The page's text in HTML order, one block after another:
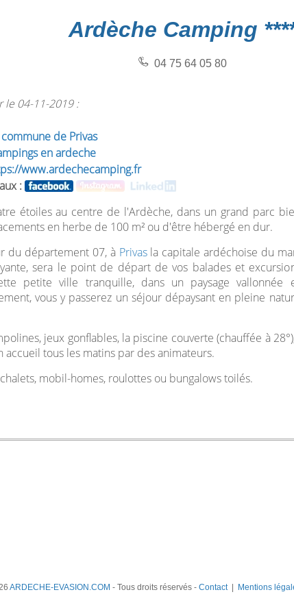
Ardèche Camping
04 75 64 05 80
le 04-11-2019 :
commune de Privas
en ardeche
www.ardechecamping.fr
:
étoiles au centre de l'Ardèche, dans un grand parc
en herbe de 100 m² ou d'être hébergé en dur.
du département 07, à Privasla capitale ardéchoise du
sera le point de départ de vos balades et
petite ville tranquille, dans un paysage
vous y passerez un séjour dépaysant en pleine
jeux gonflables, la piscine couverte (chauffée à
tous les matins par des animateurs.
mobil-homes, roulottes ou bungalows toilés.
ARDECHE-EVASION.COM - Tous droits réservés - Contact| Mentions